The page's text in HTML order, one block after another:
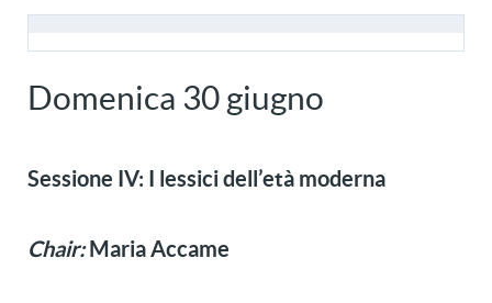
Domenica 30 giugno
Sessione IV: I lessici dell’età moderna
Chair: Maria Accame